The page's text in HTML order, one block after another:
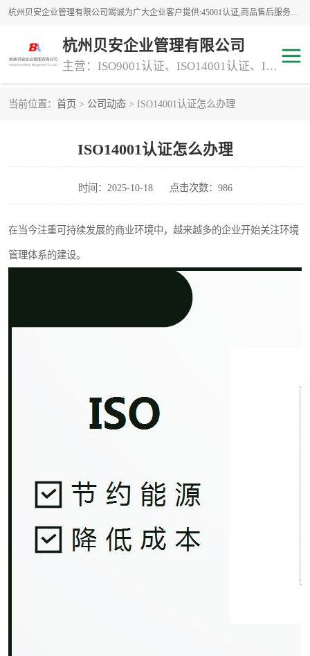
杭州贝安企业管理有限公司竭诚为广大企业客户提供:45001认证,商品售后服务认证,CE认证,知识产权体系认证,iso体系认证等服务,公司提供一条认证服务,方便快捷.
杭州贝安企业管理有限公司
主营：ISO9001认证、ISO14001认证、ISO认证、ISO22000认证、ISO/TS16949认证,FSC森林认证
当前位置： 首页 > 公司动态 > ISO14001认证怎么办理
ISO14001认证怎么办理
时间：2025-10-18 点击次数：986
在当今注重可持续发展的商业环境中，越来越多的企业开始关注环境
管理体系的建设。
专业资质评价证书(1) ISO9000
45001认证
GJB 9001C-2017 知识产权体系认证
工程承包
消防设施工程专业承包
交通运输服务认证 CCRC认证
iso22000认证 iso体系认证
ISO27001信息安全认证